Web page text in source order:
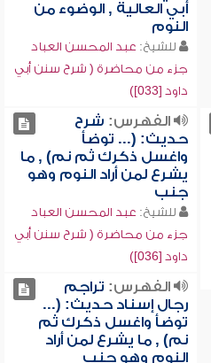
أبي العالية , الوضوء من
النوم
للشيخ: عبد المحسن العباد
جزء من محاضرة ( شرح سنن أبي
داود [033])
الفهرس: شرح
حديث: (... توضأ
واغسل ذكرك ثم نم) , ما
يشرع لمن أراد النوم وهو
جنب
للشيخ: عبد المحسن العباد
جزء من محاضرة ( شرح سنن أبي
داود [036])
الفهرس: تراجم
رجال إسناد حديث: (...
توضأ واغسل ذكرك ثم
نم) , ما يشرع لمن أراد
النوم وهو جنب